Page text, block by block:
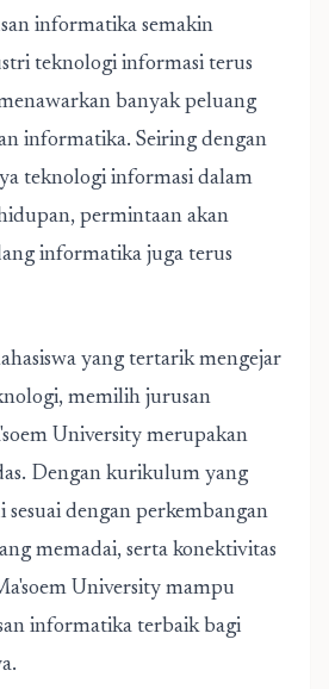
informatika semakin
teknologi informasi terus
banyak peluang
informatika. Seiring dengan
teknologi informasi dalam
permintaan akan
informatika juga terus
yang tertarik mengejar
memilih jurusan
University merupakan
Dengan kurikulum yang
dengan perkembangan
memadai, serta konektivitas
University mampu
informatika terbaik bagi